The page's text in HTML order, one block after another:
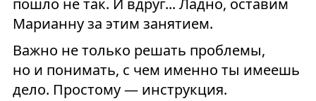
пошло не так. И вдруг... Ладно, оставим
Марианну за этим занятием.
Важно не только решать проблемы,
но и понимать, с чем именно ты имеешь
дело. Простому — инструкция.